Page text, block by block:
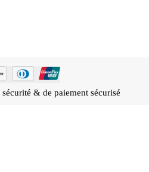
& de paiement sécurisé